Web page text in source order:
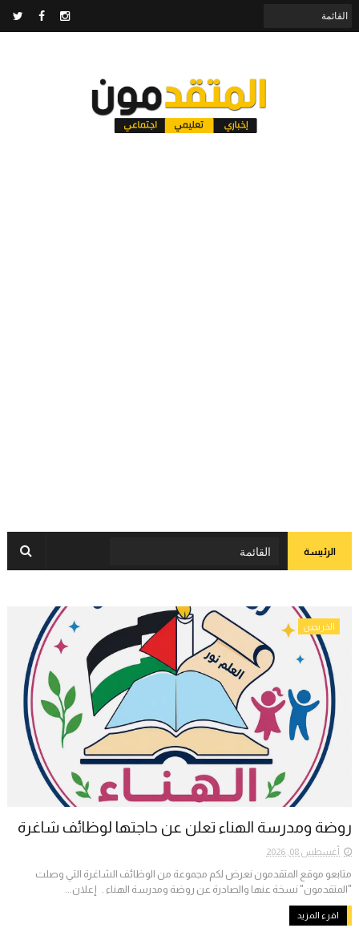
الرئيسة
الخريجين
روضة ومدرسة الهناء تعلن عن حاجتها لوظائف شاغرة
أغسطس 08, 2026
متابعو موقع المتقدمون نعرض لكم مجموعة من الوظائف الشاغرة التي وصلت
"المتقدمون" نسخة عنها والصادرة عن روضة ومدرسة الهناء . إعلان...
اقرء المزيد